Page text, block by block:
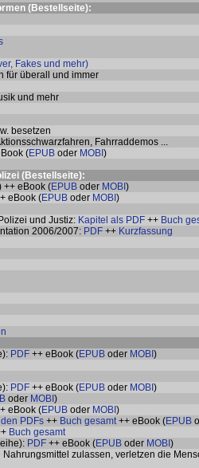
(Bestellseite):
Fakes und mehr)
für überall und immer
und mehr
besetzen
Fahrraddemos ...
(EPUB oder MOBI )
(Bestellseite):
++ eBook (EPUB oder MOBI )
eBook (EPUB oder MOBI )
und Justiz: Kapitel als PDF ++ Buch
2006/2007: PDF ++ Kurzfassung
PDF ++ eBook (EPUB oder MOBI )
PDF ++ eBook (EPUB oder MOBI )
oder MOBI )
eBook (EPUB oder MOBI )
PDFs ++ Buch gesamt++ eBook (EPUB
Buch gesamt
PDF ++ eBook (EPUB oder MOBI )
zulassen, verletzen die